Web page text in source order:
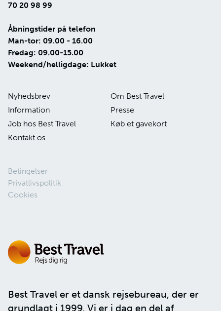
Best Travel er et dansk rejsebureau, der er
grundlagt i 1999. Vi er i dag en del af
70 20 98 99
Åbningstider på telefon
Man-tor: 09.00 - 16.00
Fredag: 09.00-15.00
Weekend/helligdage: Lukket
Nyhedsbrev
Om Best Travel
Information
Presse
Job hos Best Travel
Køb et gavekort
Kontakt os
Betingelser
Privatlivspolitik
Cookies